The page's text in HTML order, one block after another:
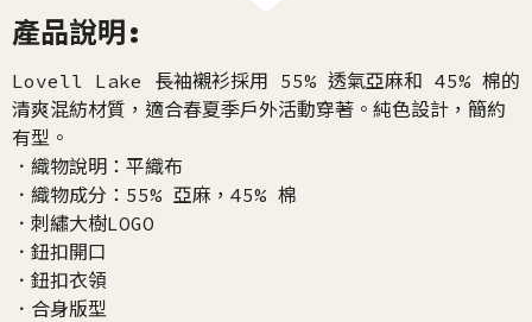
產品說明:
Lovell Lake 長袖襯衫採用 55% 透氣亞麻和 45% 棉的
清爽混紡材質，適合春夏季戶外活動穿著。純色設計，簡約
有型。
．織物說明：平織布
．織物成分：55% 亞麻，45% 棉
．刺繡大樹LOGO
．鈕扣開口
．鈕扣衣領
．合身版型